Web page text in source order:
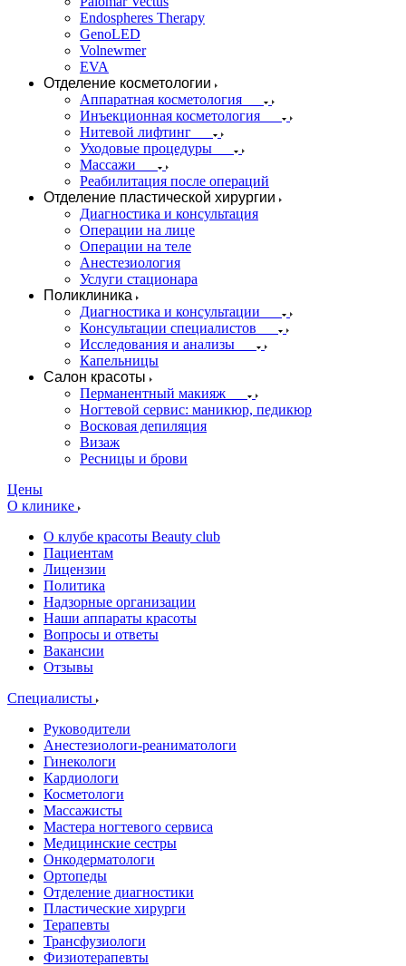
Endospheres Therapy
GenoLED
Volnewmer
EVA
Отделение косметологии
Аппаратная косметология
Инъекционная косметология
Нитевой лифтинг
Уходовые процедуры
Массажи
Реабилитация после операций
Отделение пластической хирургии
Диагностика и консультация
Операции на лице
Операции на теле
Анестезиология
Услуги стационара
Поликлиника
Диагностика и консультации
Консультации специалистов
Исследования и анализы
Капельницы
Салон красоты
Перманентный макияж
Ногтевой сервис: маникюр, педикюр
Восковая депиляция
Визаж
Ресницы и брови
Цены
О клинике
О клубе красоты Beauty club
Пациентам
Лицензии
Политика
Надзорные организации
Наши аппараты красоты
Вопросы и ответы
Вакансии
Отзывы
Специалисты
Руководители
Анестезиологи-реаниматологи
Гинекологи
Кардиологи
Косметологи
Массажисты
Мастера ногтевого сервиса
Медицинские сестры
Онкодерматологи
Ортопеды
Отделение диагностики
Пластические хирурги
Терапевты
Трансфузиологи
Физиотерапевты